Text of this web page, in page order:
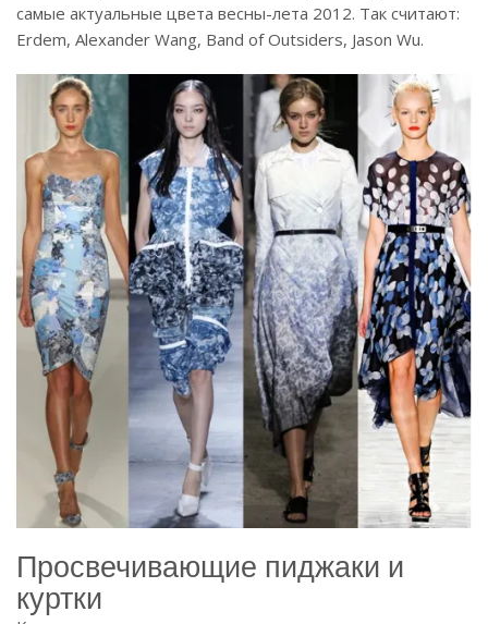
самые актуальные цвета весны-лета 2012. Так считают:
Erdem, Alexander Wang, Band of Outsiders, Jason Wu.
Просвечивающие пиджаки и
куртки